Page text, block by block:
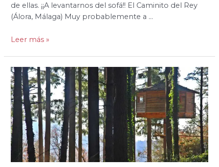
de ellas. ¡¡A levantarnos del sofá!! El Caminito del Rey
(Álora, Málaga) Muy probablemente a …
Leer más »
¡Sal
de
la
cama!
5
sitios
originales
para